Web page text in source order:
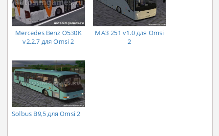
Mercedes Benz O530K
v2.2.7 для Omsi 2
МАЗ 251 v1.0 для Omsi
2
Solbus B9,5​ для Omsi 2